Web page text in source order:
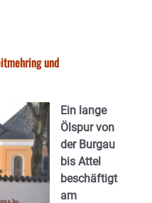
und
Ein lange
Ölspur von
der Burgau
bis Attel
beschäftigt
am